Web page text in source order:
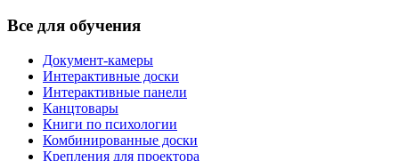
Все для обучения
Документ-камеры
Интерактивные доски
Интерактивные панели
Канцтовары
Книги по психологии
Комбинированные доски
Крепления для проектора